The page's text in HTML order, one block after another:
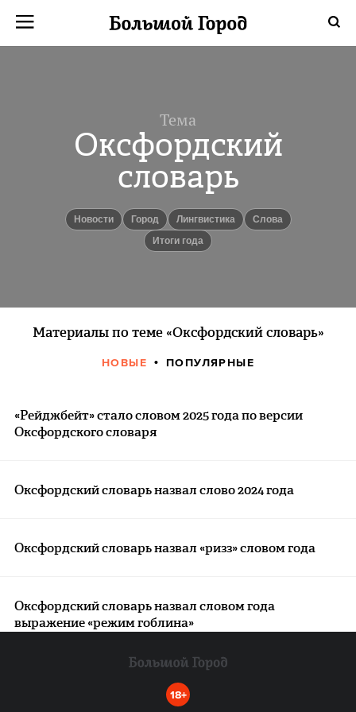
Тема
Оксфордский
словарь
новости город лингвистика
Слова
Итоги года
Материалы по теме «Оксфордский словарь»
НОВЫЕ ПОПУЛЯРНЫЕ
«Рейджбейт» стало словом 2025 года по версии
Оксфордского словаря
Оксфордский словарь назвал слово 2024 года
Оксфордский словарь назвал «ризз» словом года
Оксфордский словарь назвал словом года
выражение «режим гоблина»
18+